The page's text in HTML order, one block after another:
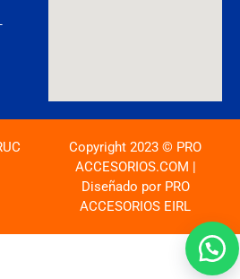
Copyright 2023 © PRO
ACCESORIOS.COM |
Diseñado por PRO
ACCESORIOS EIRL